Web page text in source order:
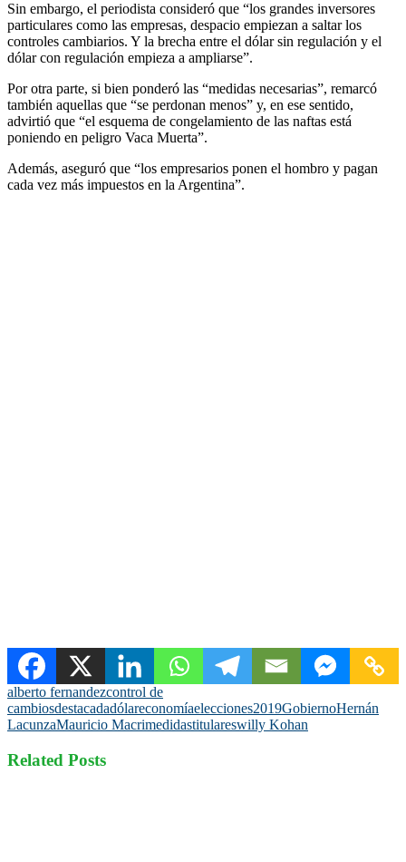
Sin embargo, el periodista consideró que “los grandes inversores
particulares como las empresas, despacio empiezan a saltar los
controles cambiarios. Y la brecha entre el dólar sin regulación y el
dólar con regulación empieza a ampliarse”.
Por otra parte, si bien ponderó las “medidas necesarias”, remarcó
también aquellas que “se perdonan menos” y, en ese sentido,
advirtió que “el esquema de congelamiento de las naftas está
poniendo en peligro Vaca Muerta”.
Además, aseguró que “los empresarios ponen el hombro y pagan
cada vez más impuestos en la Argentina”.
alberto fernandezcontrol de
cambiosdestacadadólareconomíaelecciones2019GobiernoHernán
LacunzaMauricio Macrimedidastitulareswilly Kohan
Related Posts